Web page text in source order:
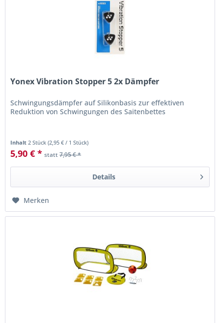
Yonex Vibration Stopper 5 2x Dämpfer
Schwingungsdämpfer auf Silikonbasis zur effektiven
Reduktion von Schwingungen des Saitenbettes
Inhalt2 Stück(2,95 € / 1 Stück)
5,90 € * statt7,95 € *
Details
Merken